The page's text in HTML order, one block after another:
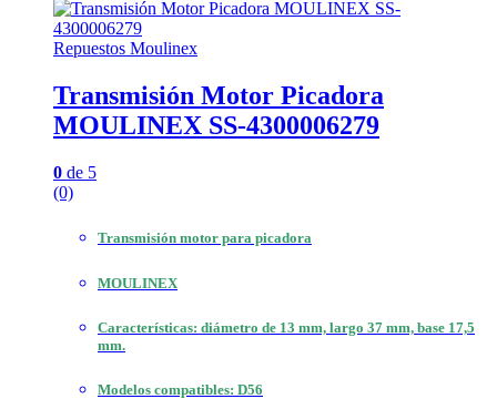
Repuestos Moulinex
Transmisión Motor Picadora
MOULINEX SS-4300006279
0 de 5
(0)
Transmisión motor para picadora
MOULINEX
Características: diámetro de 13 mm, largo 37 mm, base 17,5
mm.
Modelos compatibles: D56